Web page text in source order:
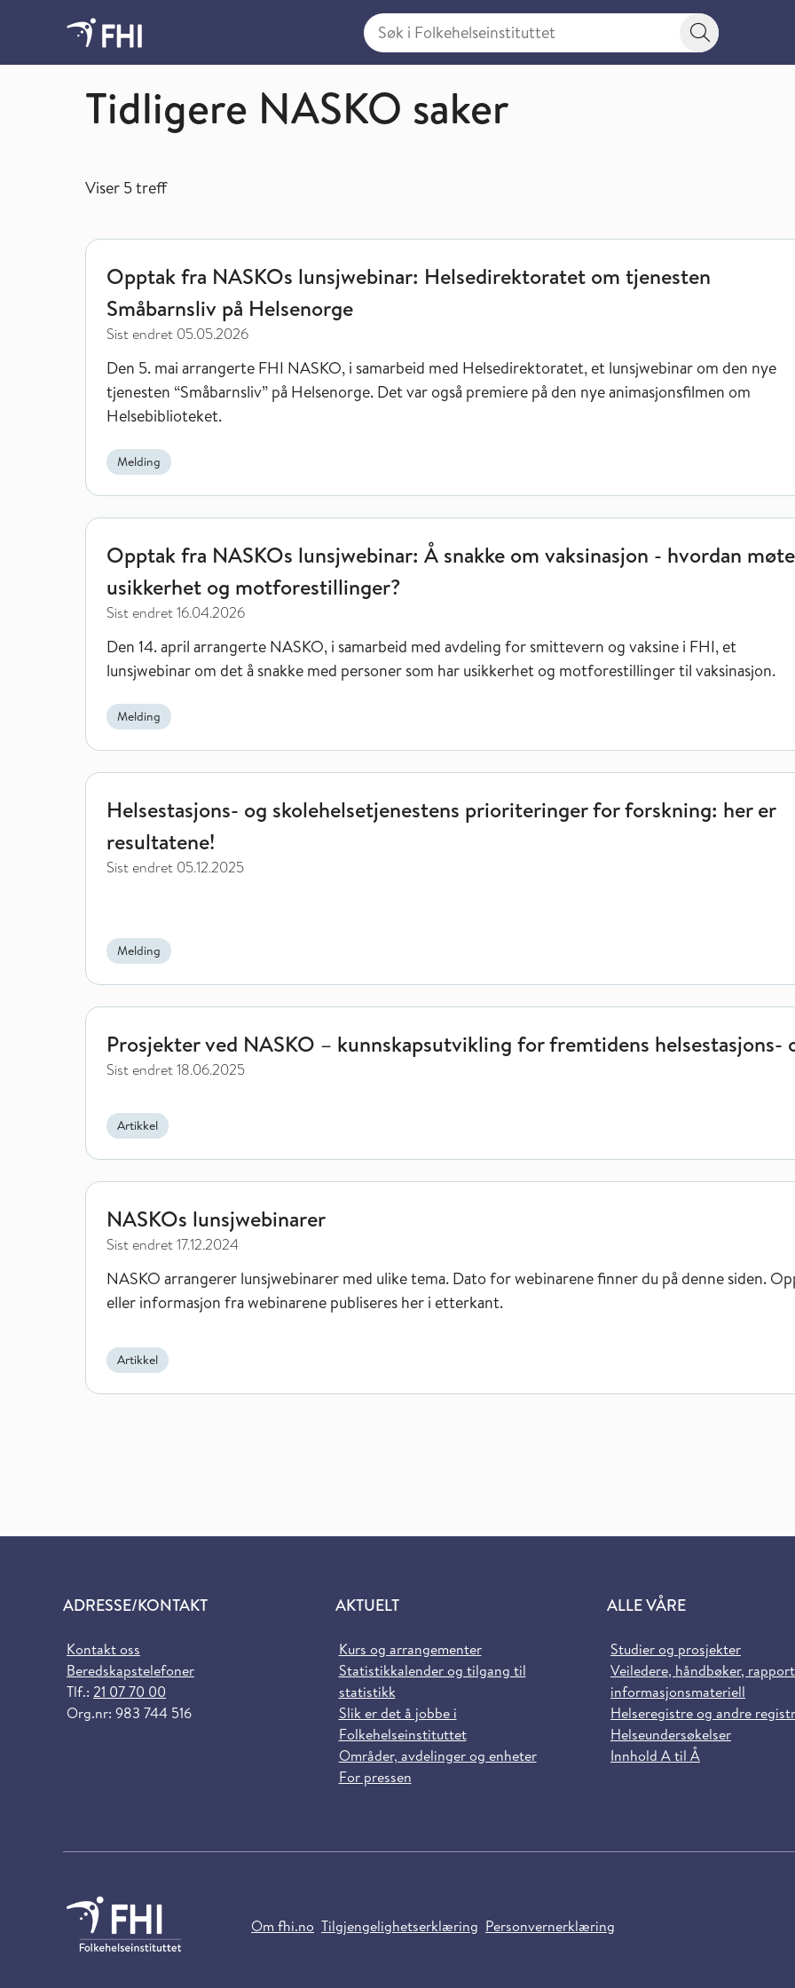
Søk i Folkehelseinstituttet
Søkeknapp
Nasjonalt kompetansemiljø for helsestasjons- og skolehelsetjenesten (NASKO)
Tidligere NASKO saker
Viser 5treff
Opptak fra NASKOs lunsjwebinar: Helsedirektoratet om tjenesten Småbarnsliv på Helsenorge
Opptak fra NASKOs lunsjwebinar: Helsedirektoratet om tjenesten
Småbarnsliv på Helsenorge
Sist endret 05.05.2026
Den 5. mai arrangerte FHI NASKO, i samarbeid med Helsedirektoratet, et lunsjwebinar om den nye
tjenesten “Småbarnsliv” på Helsenorge. Det var også premiere på den nye animasjonsfilmen om
Helsebiblioteket.
Melding
Opptak fra NASKOs lunsjwebinar: Å snakke om vaksinasjon - hvordan møte usikkerhet og motforestillinger?
Opptak fra NASKOs lunsjwebinar: Å snakke om vaksinasjon - hvordan møte
usikkerhet og motforestillinger?
Sist endret16.04.2026
Den 14. april arrangerte NASKO, i samarbeid med avdeling for smittevern og vaksine i FHI, et
lunsjwebinar om det å snakke med personer som har usikkerhet og motforestillinger til vaksinasjon.
Melding
Helsestasjons- og skolehelsetjenestens prioriteringer for forskning: her er resultatene!
Helsestasjons- og skolehelsetjenestens prioriteringer for forskning: her er
resultatene!
Sist endret 05.12.2025
Melding
Prosjekter ved NASKO – kunnskapsutvikling for fremtidens helsestasjons- og skolehelsetjeneste
Prosjekter ved NASKO – kunnskapsutvikling for fremtidens helsestasjons-
Sist endret18.06.2025
Artikkel
NASKOs lunsjwebinarer
NASKOs lunsjwebinarer
Sist endret17.12.2024
NASKO arrangerer lunsjwebinarer med ulike tema. Dato for webinarene finner du på denne siden.
eller informasjon fra webinarene publiseres her i etterkant.
Artikkel
ADRESSE/KONTAKT
Kontakt oss
Beredskapstelefoner
Tlf.: 21 07 70 00
Org.nr: 983 744 516
AKTUELT
Kurs og arrangementer
Statistikkalender og tilgang til
statistikk
Slik er det å jobbe i
Folkehelseinstituttet
Områder, avdelinger og enheter
For pressen
ALLE VÅRE
Studier og prosjekter
Veiledere, håndbøker,
informasjonsmateriell
Helseregistre og andre
Helseundersøkelser
Innhold A til Å
Om fhi.no Tilgjengelighetserklæring Personvernerklæring